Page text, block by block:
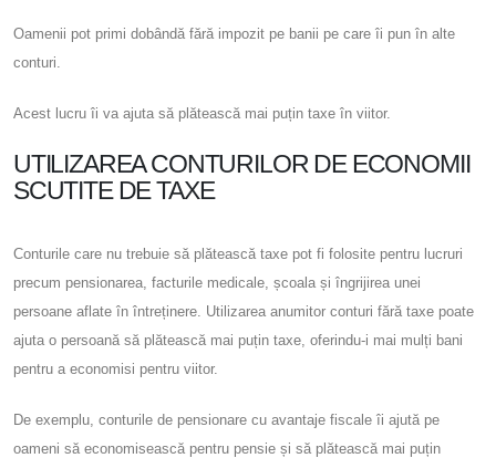
Oamenii pot primi dobândă fără impozit pe banii pe care îi pun în alte
conturi.
Acest lucru îi va ajuta să plătească mai puțin taxe în viitor.
UTILIZAREA CONTURILOR DE ECONOMII
SCUTITE DE TAXE
Conturile care nu trebuie să plătească taxe pot fi folosite pentru lucruri
precum pensionarea, facturile medicale, școala și îngrijirea unei
persoane aflate în întreținere. Utilizarea anumitor conturi fără taxe poate
ajuta o persoană să plătească mai puțin taxe, oferindu-i mai mulți bani
pentru a economisi pentru viitor.
De exemplu, conturile de pensionare cu avantaje fiscale îi ajută pe
oameni să economisească pentru pensie și să plătească mai puțin